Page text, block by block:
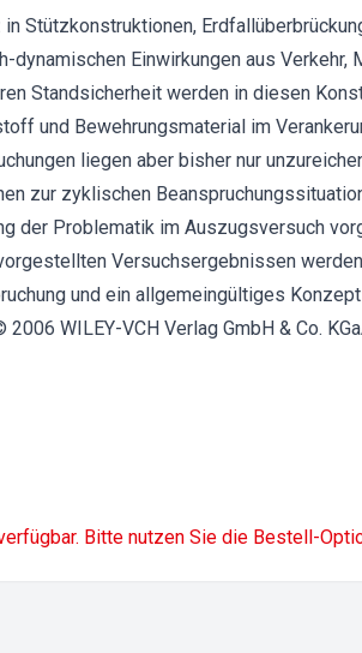
Stützkonstruktionen,
dynamischen Einwirkungen aus
Standsicherheit werden in diesen
und Bewehrungsmaterial im
liegen aber bisher nur
zur zyklischen
der Problematik im Auszugsversuch
Versuchsergebnissen
und ein allgemeingültiges
WILEY-VCH Verlag GmbH & Co.
Bitte nutzen Sie die Bestell-